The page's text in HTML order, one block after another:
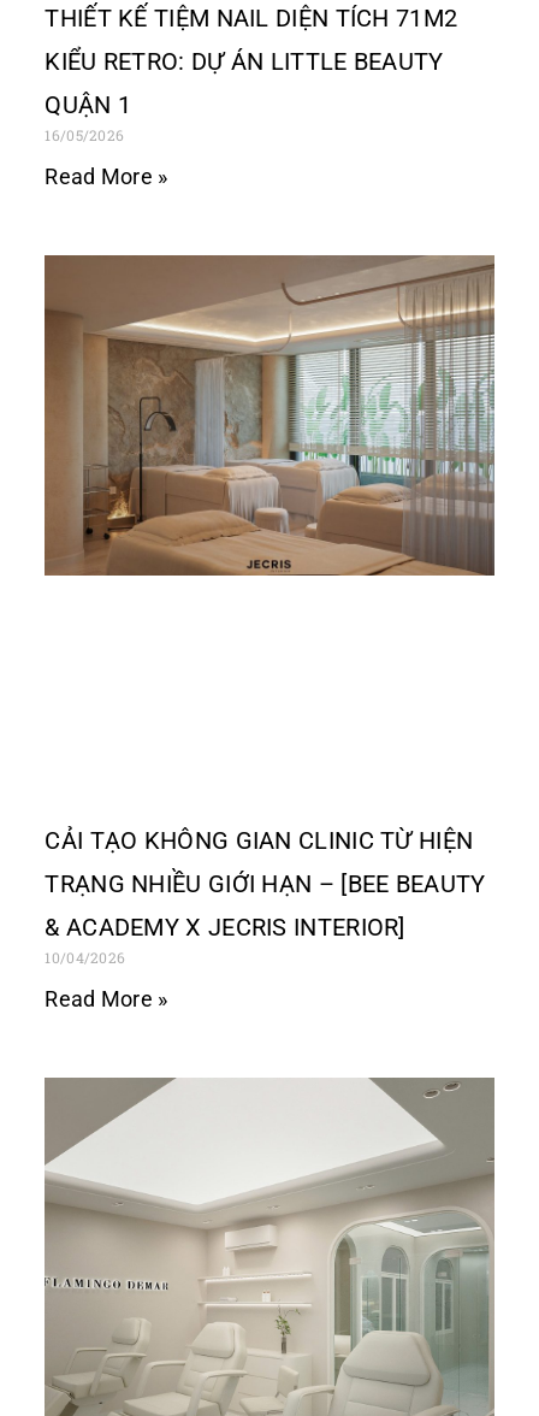
THIẾT KẾ TIỆM NAIL DIỆN TÍCH 71M2
KIỂU RETRO: DỰ ÁN LITTLE BEAUTY
QUẬN 1
16/05/2026
Read More »
CẢI TẠO KHÔNG GIAN CLINIC TỪ HIỆN
TRẠNG NHIỀU GIỚI HẠN – [BEE BEAUTY
& ACADEMY X JECRIS INTERIOR]
10/04/2026
Read More »